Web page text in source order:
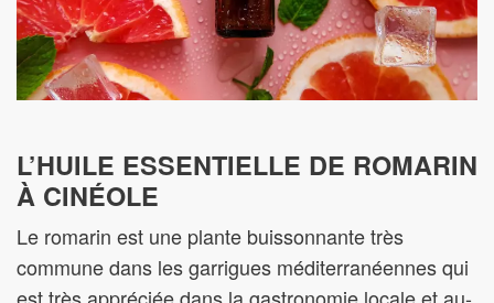
L’HUILE ESSENTIELLE DE ROMARIN
À CINÉOLE
Le romarin est une plante buissonnante très
commune dans les garrigues méditerranéennes qui